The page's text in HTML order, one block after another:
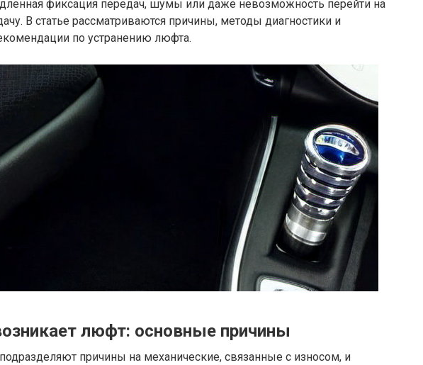
фиксация передач, шумы или даже невозможность перейти на
В статье рассматриваются причины, методы диагностики и
по устранению люфта.
люфт: основные причины
причины на механические, связанные с износом, и